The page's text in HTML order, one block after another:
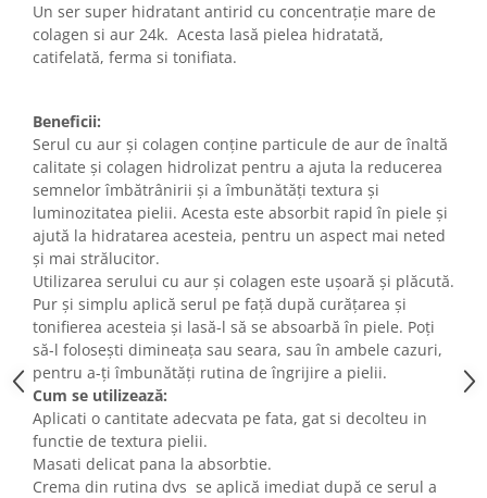
Un ser super hidratant antirid cu concentrație mare de
colagen si aur 24k. Acesta lasă pielea hidratată,
catifelată, ferma si tonifiata.
Beneficii:
Serul cu aur și colagen conține particule de aur de înaltă
calitate și colagen hidrolizat pentru a ajuta la reducerea
semnelor îmbătrânirii și a îmbunătăți textura și
luminozitatea pielii. Acesta este absorbit rapid în piele și
ajută la hidratarea acesteia, pentru un aspect mai neted
și mai strălucitor.
Utilizarea serului cu aur și colagen este ușoară și plăcută.
Pur și simplu aplică serul pe față după curățarea și
tonifierea acesteia și lasă-l să se absoarbă în piele. Poți
să-l folosești dimineața sau seara, sau în ambele cazuri,
pentru a-ți îmbunătăți rutina de îngrijire a pielii.
Cum se utilizează:
Aplicati o cantitate adecvata pe fata, gat si decolteu in
functie de textura pielii.
Masati delicat pana la absorbtie.
Crema din rutina dvs se aplică imediat după ce serul a